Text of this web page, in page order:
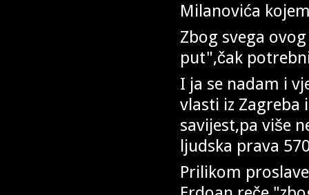
Milanovića
Zbog svega
put",čak
I ja se nadam i
vlasti iz
savijest,pa više
ljudska prava
Prilikom